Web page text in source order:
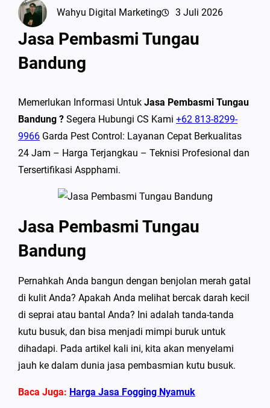
Wahyu Digital Marketing 3 Juli 2026
Jasa Pembasmi Tungau
Bandung
Memerlukan Informasi Untuk Jasa Pembasmi Tungau
Bandung ? Segera Hubungi CS Kami +62 813-8299-
9966 Garda Pest Control: Layanan Cepat Berkualitas
24 Jam – Harga Terjangkau – Teknisi Profesional dan
Tersertifikasi Aspphami.
Jasa Pembasmi Tungau
Bandung
Pernahkah Anda bangun dengan benjolan merah gatal
di kulit Anda? Apakah Anda melihat bercak darah kecil
di seprai atau bantal Anda? Ini adalah tanda-tanda
kutu busuk, dan bisa menjadi mimpi buruk untuk
dihadapi. Pada artikel kali ini, kita akan menyelami
jauh ke dalam dunia jasa pembasmian kutu busuk.
Baca Juga: Harga Jasa Fogging Nyamuk